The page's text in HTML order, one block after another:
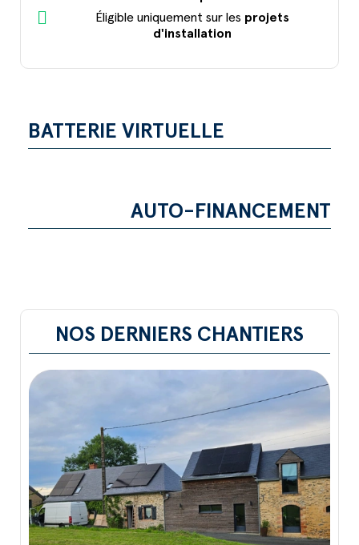
Éligible uniquement sur les projets
d'installation
BATTERIE VIRTUELLE
AUTO-FINANCEMENT
NOS DERNIERS CHANTIERS